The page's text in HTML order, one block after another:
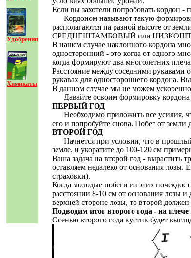
Удобрения
Химикаты
Если вы захотели попробовать кордон -
Кордоном называют такую
располагаются па разной высоте от
СРЕДНЕШТАМБОВЫЙ или
В нашем случае наклонного кордона
односторонний - это когда от одного
когда формируют два многолетних
Расстояние между соседними рукавами
рукавах для одностороннего кордона.
В данном случае мы не можем ускоренно
Давайте освоим формировку кордона
ПЕРВЫЙ ГОД
Необходимо приложить все усилия,
его и попробуйте снова. Побег от земли
ВТОРОЙ ГОД
Начнется при условии, что в прошлый
земле, и укоратите до 100-120 см
Ваша задача на второй год - вырастить
оставляем недалеко от основания
страховки).
Когда молодые побеги из этих
расстоянии 8-10 см от основания лозы и
верхней стороне лозы, то второй
Подводим итог второго года - на
Осенью второго года кустик будет